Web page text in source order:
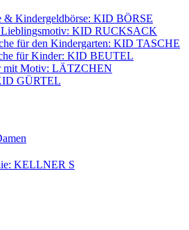
& Kindergeldbörse: KID BÖRSE
Lieblingsmotiv: KID RUCKSACK
für den Kindergarten: KID TASCHE
für Kinder: KID BEUTEL
mit Motiv: LÄTZCHEN
GÜRTEL
KELLNER S